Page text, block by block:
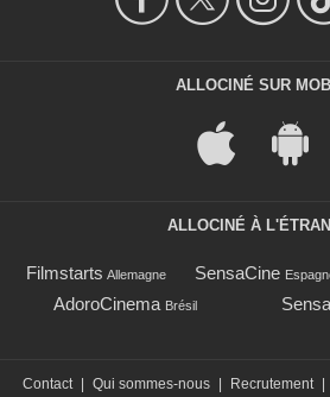
ALLOCINÉ SUR
ALLOCINÉ À
Filmstarts Allemagne SensaCine
AdoroCinema Brésil
Contact Qui sommes-nous Recrutement